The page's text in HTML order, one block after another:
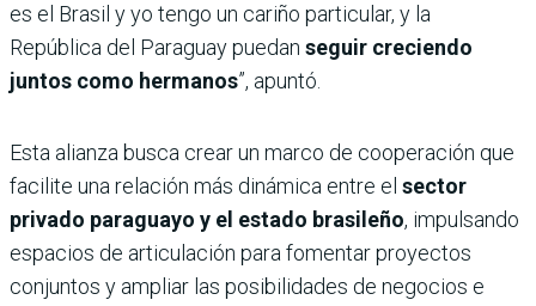
es el Brasil y yo tengo un cariño particular, y la
República del Paraguay puedan seguir creciendo
juntos como hermanos”, apuntó.
Esta alianza busca crear un marco de cooperación que
facilite una relación más dinámica entre el sector
privado paraguayo y el estado brasileño, impulsando
espacios de articulación para fomentar proyectos
conjuntos y ampliar las posibilidades de negocios e